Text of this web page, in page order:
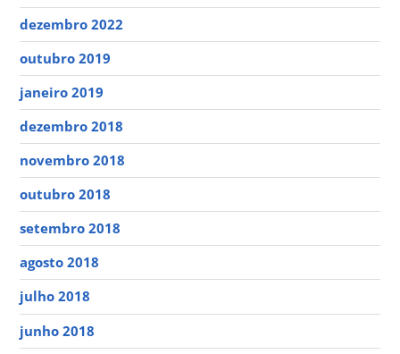
dezembro 2022
outubro 2019
janeiro 2019
dezembro 2018
novembro 2018
outubro 2018
setembro 2018
agosto 2018
julho 2018
junho 2018